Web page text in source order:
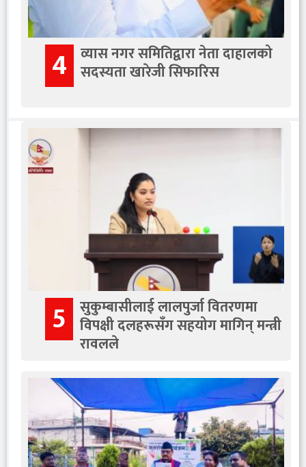
4 व्यास नगर समितिद्वारा नेता दाहालको
सदस्यता खारेजी सिफारिस
5 सुकुम्बासीलाई लालपुर्जा वितरणमा
विपक्षी दलहरूसँग सहयोग मागिन् मन्त्री
रावलले